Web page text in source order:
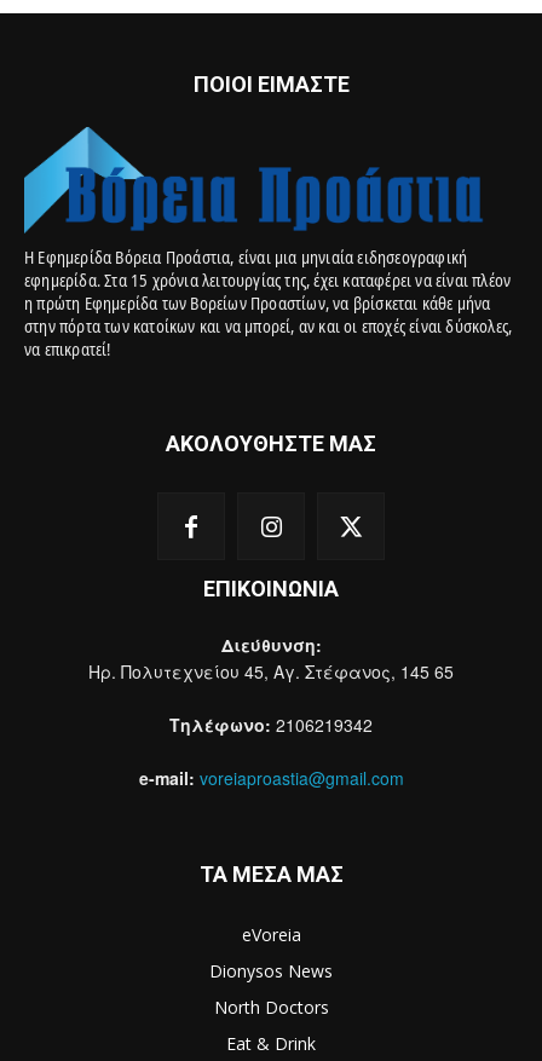
ΠΟΙΟΙ ΕΙΜΑΣΤΕ
Η Εφημερίδα Βόρεια Προάστια, είναι μια μηνιαία ειδησεογραφική
εφημερίδα. Στα 15 χρόνια λειτουργίας της, έχει καταφέρει να είναι πλέον
η πρώτη Εφημερίδα των Βορείων Προαστίων, να βρίσκεται κάθε μήνα
στην πόρτα των κατοίκων και να μπορεί, αν και οι εποχές είναι δύσκολες,
να επικρατεί!
ΑΚΟΛΟΥΘΗΣΤΕ ΜΑΣ
ΕΠΙΚΟΙΝΩΝΙΑ
Διεύθυνση:
Ηρ. Πολυτεχνείου 45, Αγ. Στέφανος, 145 65
Τηλέφωνο: 2106219342
e-mail: voreiaproastia@gmail.com
ΤΑ ΜΕΣΑ ΜΑΣ
eVoreia
Dionysos News
North Doctors
Eat & Drink